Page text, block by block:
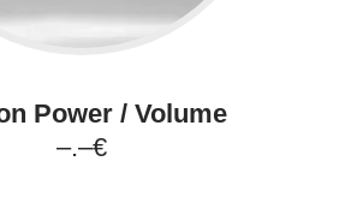
Power / Volume
–.–€